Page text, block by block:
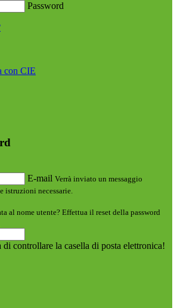
Password
con CIE
E-mail Verrà inviato un messaggio
istruzioni necessarie.
al nome utente? Effettua il reset della password
controllare la casella di posta elettronica!